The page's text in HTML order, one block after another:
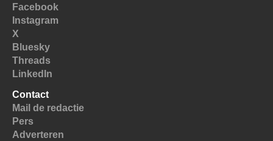
Facebook
Instagram
X
Bluesky
Threads
LinkedIn
Contact
Mail de redactie
Pers
Adverteren